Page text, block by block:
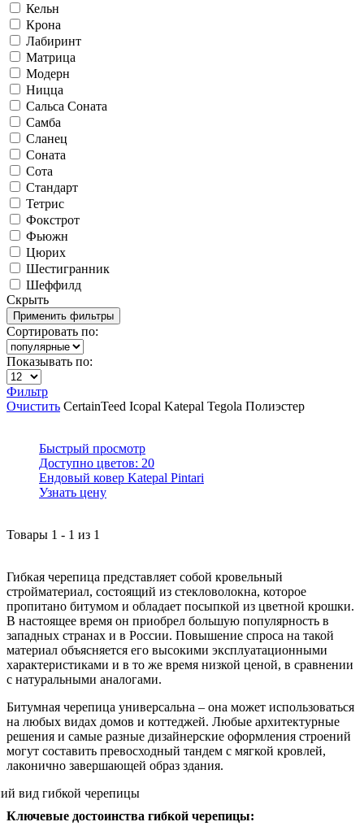
Кельн
Крона
Лабиринт
Матрица
Модерн
Ницца
Сальса Соната
Самба
Сланец
Соната
Сота
Стандарт
Тетрис
Фокстрот
Фьюжн
Цюрих
Шестигранник
Шеффилд
Скрыть
Сортировать по:
Показывать по:
Фильтр
Очистить CertainTeed Icopal Katepal Tegola Полиэстер
Быстрый просмотр
Доступно цветов: 20
Ендовый ковер Katepal Pintari
Узнать цену
Товары 1 - 1 из 1
Гибкая черепица представляет собой кровельный
стройматериал, состоящий из стекловолокна, которое
пропитано битумом и обладает посыпкой из цветной крошки.
В настоящее время он приобрел большую популярность в
западных странах и в России. Повышение спроса на такой
материал объясняется его высокими эксплуатационными
характеристиками и в то же время низкой ценой, в сравнении
с натуральными аналогами.
Битумная черепица универсальна – она может использоваться
на любых видах домов и коттеджей. Любые архитектурные
решения и самые разные дизайнерские оформления строений
могут составить превосходный тандем с мягкой кровлей,
лаконично завершающей образ здания.
Ключевые достоинства гибкой черепицы: